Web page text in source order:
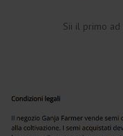
Sii il primo